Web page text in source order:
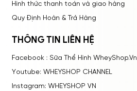
Hình thức thanh toán và giao hàng
Quy Định Hoàn & Trả Hàng
THÔNG TIN LIÊN HỆ
Facebook : Sữa Thể Hình WheyShop.Vn
Youtube: WHEYSHOP CHANNEL
Instagram: WHEYSHOP VN